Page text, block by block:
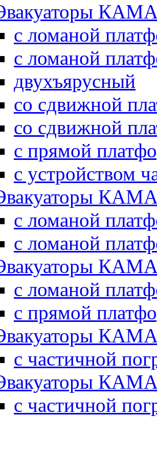
с ломаной
с ломаной
двухъярусный
со сдвижной
со сдвижной
с прямой
с устройством
с ломаной
с ломаной
с ломаной
с прямой
с частичной
с частичной